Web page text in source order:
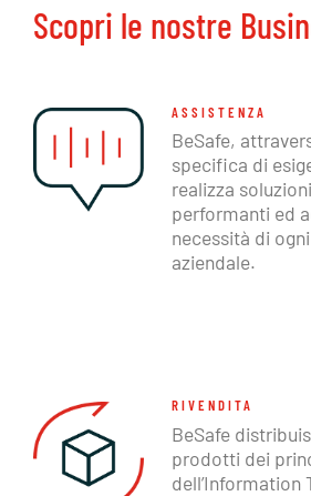
Scopri le nostre
ASSISTENZA
BeSafe,
specifica di
realizza
performanti ed
necessità di
aziendale.
RIVENDITA
BeSafe
prodotti dei
dell’Information